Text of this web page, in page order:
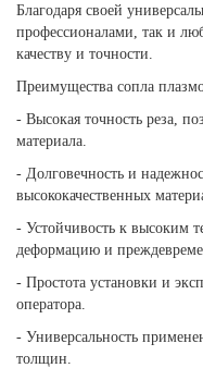
Благодаря своей
профессионалами, так и
качеству и точности.
Преимущества сопла
- Высокая точность реза,
материала.
- Долговечность и
высококачественных
- Устойчивость к высоким
деформацию и
- Простота установки и
оператора.
- Универсальность
толщин.